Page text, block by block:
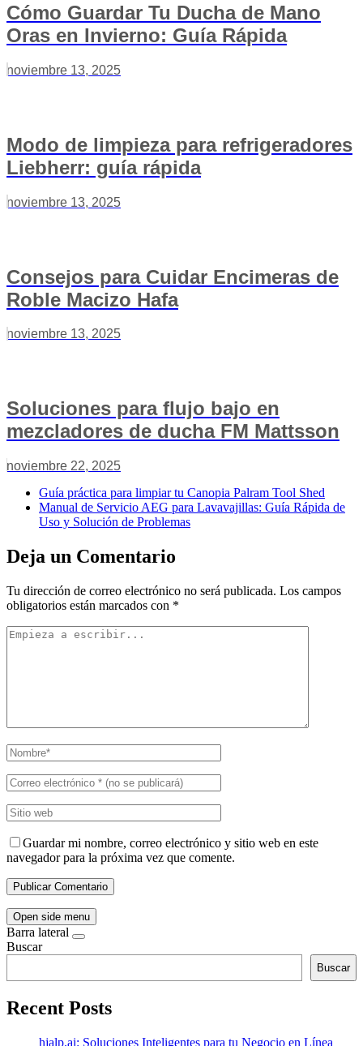
Cómo Guardar Tu Ducha de Mano
Oras en Invierno: Guía Rápida
noviembre 13, 2025
Modo de limpieza para refrigeradores
Liebherr: guía rápida
noviembre 13, 2025
Consejos para Cuidar Encimeras de
Roble Macizo Hafa
noviembre 13, 2025
Soluciones para flujo bajo en
mezcladores de ducha FM Mattsson
noviembre 22, 2025
Guía práctica para limpiar tu Canopia Palram Tool Shed
Manual de Servicio AEG para Lavavajillas: Guía Rápida de
Uso y Solución de Problemas
Deja un Comentario
Tu dirección de correo electrónico no será publicada. Los campos
obligatorios están marcados con *
Guardar mi nombre, correo electrónico y sitio web en este
navegador para la próxima vez que comente.
Open side menu
Barra lateral
Buscar
Buscar
Recent Posts
hjalp.ai: Soluciones Inteligentes para tu Negocio en Línea